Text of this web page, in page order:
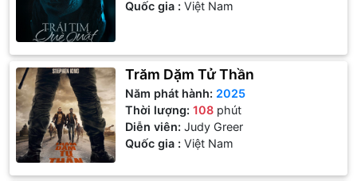
Quốc gia : Việt Nam
Trăm Dặm Tử Thần
Năm phát hành: 2025
Thời lượng:108 phút
Diễn viên:Judy Greer
Quốc gia : Việt Nam